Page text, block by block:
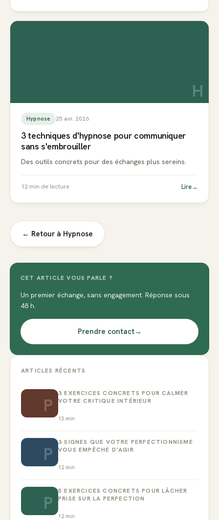
H
Hypnose 25 avr. 2026
3 techniques d'hypnose pour communiquer
sans s'embrouiller
Des outils concrets pour des échanges plus sereins.
12 min de lecture Lire→
← Retour à Hypnose
CET ARTICLE VOUS PARLE ?
Un premier échange, sans engagement. Réponse sous
48 h.
Prendre contact→
ARTICLES RÉCENTS
P
3 EXERCICES CONCRETS POUR CALMER
VOTRE CRITIQUE INTÉRIEUR
13 min
P
3 SIGNES QUE VOTRE PERFECTIONNISME
VOUS EMPÊCHE D’AGIR
12 min
P
5 EXERCICES CONCRETS POUR LÂCHER
PRISE SUR LA PERFECTION
12 min